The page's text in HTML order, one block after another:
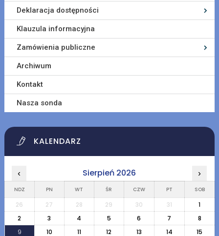
Deklaracja dostępności
Klauzula informacyjna
Zamówienia publiczne
Archiwum
Kontakt
Nasza sonda
KALENDARZ
‹ Sierpień 2026 ›
NDZ PN WT ŚR CZW PT SOB
26 27 28 29 30 31
1
2
3 4 5 6 7
8
9
10 11 12 13 14
15